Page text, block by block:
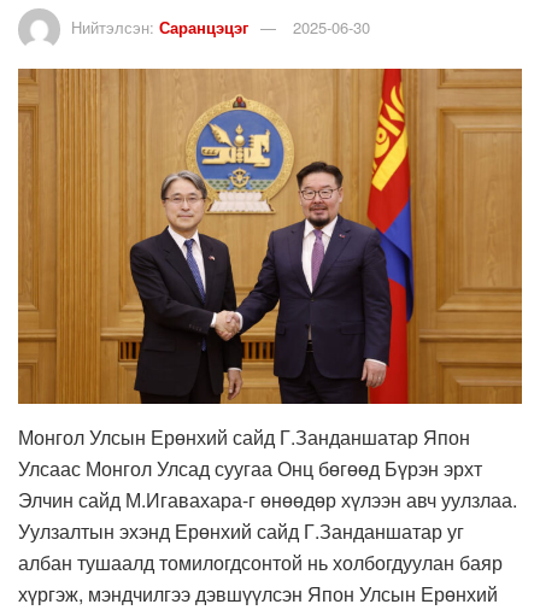
Нийтэлсэн: Саранцэцэг 2025-06-30
Монгол Улсын Ерөнхий сайд Г.Занданшатар Япон
Улсаас Монгол Улсад суугаа Онц бөгөөд Бүрэн эрхт
Элчин сайд М.Игавахара-г өнөөдөр хүлээн авч уулзлаа.
Уулзалтын эхэнд Ерөнхий сайд Г.Занданшатар уг
албан тушаалд томилогдсонтой нь холбогдуулан баяр
хүргэж, мэндчилгээ дэвшүүлсэн Япон Улсын Ерөнхий